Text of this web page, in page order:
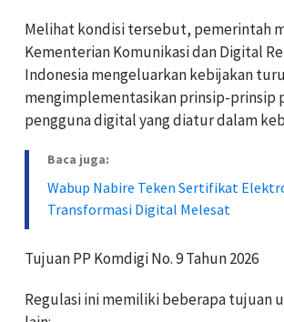
Melihat kondisi tersebut, pemerintah
Kementerian Komunikasi dan Digital
Indonesia mengeluarkan kebijakan
mengimplementasikan prinsip-prinsip
pengguna digital yang diatur dalam
Baca juga:
Wabup Nabire Teken Sertifikat
Transformasi Digital Melesat
Tujuan PP Komdigi No. 9 Tahun 2026
Regulasi ini memiliki beberapa tujuan